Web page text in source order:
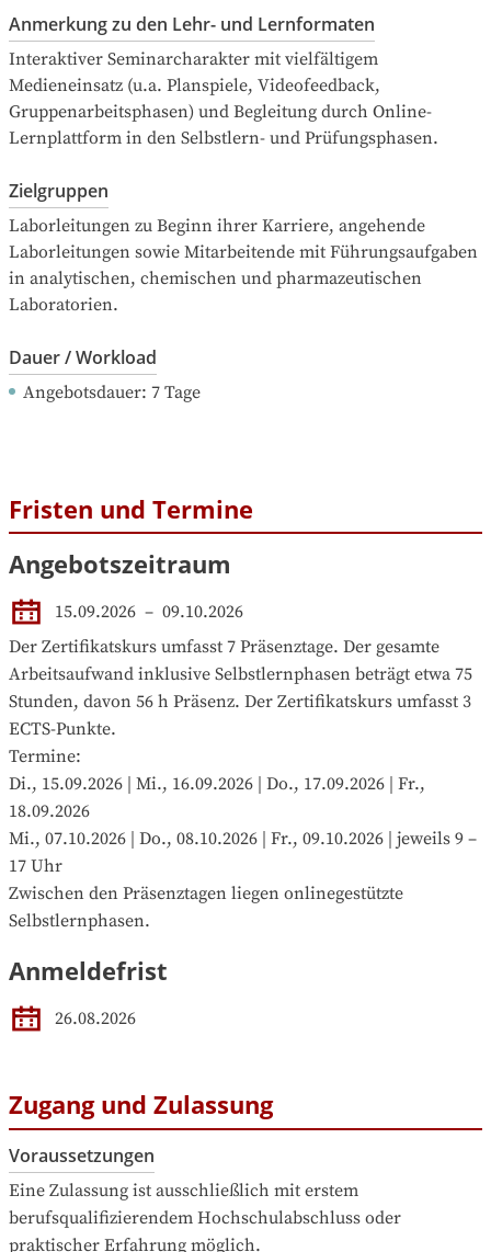
Anmerkung zu den Lehr- und Lernformaten
Interaktiver Seminarcharakter mit vielfältigem
Medieneinsatz (u.a. Planspiele, Videofeedback,
Gruppenarbeitsphasen) und Begleitung durch Online-
Lernplattform in den Selbstlern- und Prüfungsphasen.
Zielgruppen
Laborleitungen zu Beginn ihrer Karriere, angehende
Laborleitungen sowie Mitarbeitende mit Führungsaufgaben
in analytischen, chemischen und pharmazeutischen
Laboratorien.
Dauer / Workload
Angebotsdauer: 7 Tage
Fristen und Termine
Angebotszeitraum
15.09.2026 – 09.10.2026
Der Zertifikatskurs umfasst 7 Präsenztage. Der gesamte
Arbeitsaufwand inklusive Selbstlernphasen beträgt etwa 75
Stunden, davon 56 h Präsenz. Der Zertifikatskurs umfasst 3
ECTS-Punkte.
Termine:
Di., 15.09.2026 | Mi., 16.09.2026 | Do., 17.09.2026 | Fr.,
18.09.2026
Mi., 07.10.2026 | Do., 08.10.2026 | Fr., 09.10.2026 | jeweils 9 –
17 Uhr
Zwischen den Präsenztagen liegen onlinegestützte
Selbstlernphasen.
Anmeldefrist
26.08.2026
Zugang und Zulassung
Voraussetzungen
Eine Zulassung ist ausschließlich mit erstem
berufsqualifizierendem Hochschulabschluss oder
praktischer Erfahrung möglich.